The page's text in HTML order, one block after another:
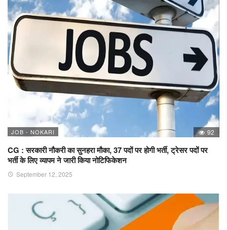
JOB - NOKARI 92
CG : सरकारी नौकरी का सुनहरा मौका, 37 पदों पर होगी भर्ती, ट्रेसर पदों पर
भर्ती के लिए व्यापम ने जारी किया नोटिफिकेशन
September 12, 2025